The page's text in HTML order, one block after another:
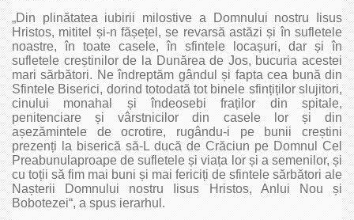
„Din plinătatea iubirii milostive a Domnului nostru Iisus
Hristos, mititel și-n fășețel, se revarsă astăzi și în sufletele
noastre, în toate casele, în sfintele locașuri, dar și în
sufletele creștinilor de la Dunărea de Jos, bucuria acestei
mari sărbători. Ne îndreptăm gândul și fapta cea bună din
Sfintele Biserici, dorind totodată tot binele sfințiților slujitori,
cinului monahal și îndeosebi fraților din spitale,
penitenciare și vârstnicilor din casele lor și din
așezămintele de ocrotire, rugându-i pe bunii creștini
prezenți la biserică să-L ducă de Crăciun pe Domnul Cel
Preabunulaproape de sufletele și viața lor și a semenilor, și
cu toții să fim mai buni și mai fericiți de sfintele sărbători ale
Nașterii Domnului nostru Iisus Hristos, Anlui Nou și
Bobotezei“, a spus ierarhul.